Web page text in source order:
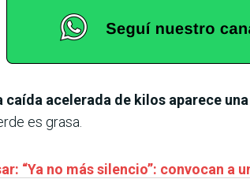
caída acelerada de kilos aparece
es grasa.
“Ya no más silencio”: convocan